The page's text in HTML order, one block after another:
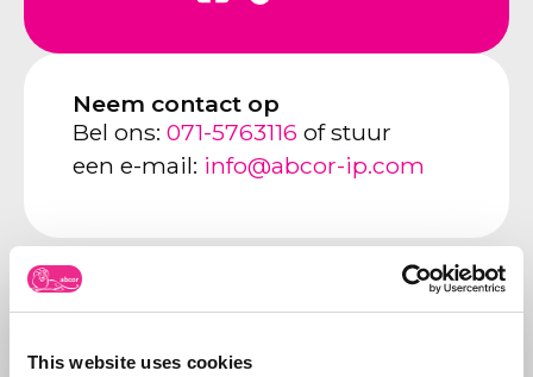
This website uses cookies
Neem contact op
Bel ons: 071-5763116 of stuur
een e-mail: info@abcor-ip.com
Abcor is gespecialiseerd